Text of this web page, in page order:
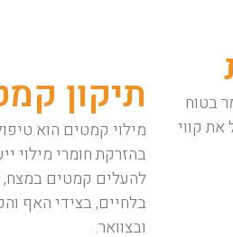
בטוח
קווי
תיקון
מילוי קמטים הוא
בהזרקת חומרי מילוי
להעלים קמטים במצח,
בלחיים, בצידי האף
ובצוואר.